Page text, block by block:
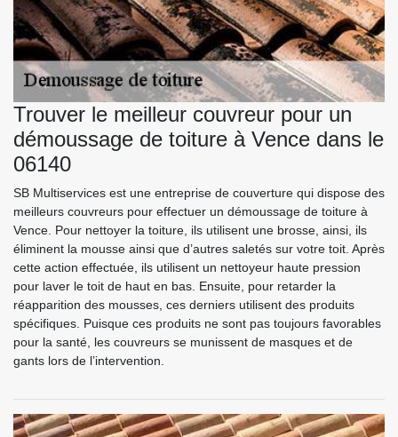
Trouver le meilleur couvreur pour un
démoussage de toiture à Vence dans le
06140
SB Multiservices est une entreprise de couverture qui dispose des
meilleurs couvreurs pour effectuer un démoussage de toiture à
Vence. Pour nettoyer la toiture, ils utilisent une brosse, ainsi, ils
éliminent la mousse ainsi que d’autres saletés sur votre toit. Après
cette action effectuée, ils utilisent un nettoyeur haute pression
pour laver le toit de haut en bas. Ensuite, pour retarder la
réapparition des mousses, ces derniers utilisent des produits
spécifiques. Puisque ces produits ne sont pas toujours favorables
pour la santé, les couvreurs se munissent de masques et de
gants lors de l’intervention.